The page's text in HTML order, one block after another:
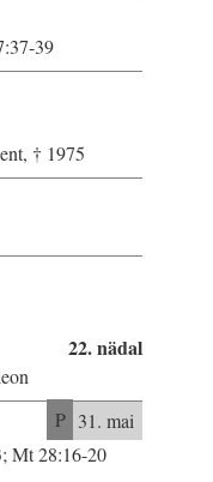
39
† 1975
22. nädal
P 31. mai
Mt 28:16-20